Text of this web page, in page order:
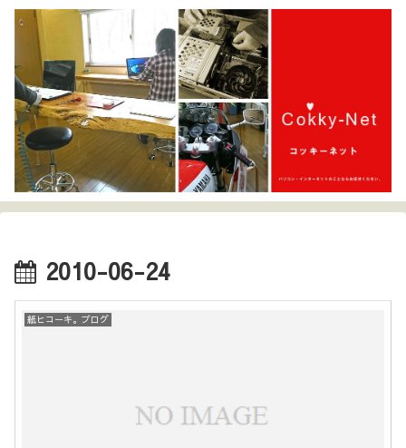
2010-06-24
紙ヒコーキ。ブログ